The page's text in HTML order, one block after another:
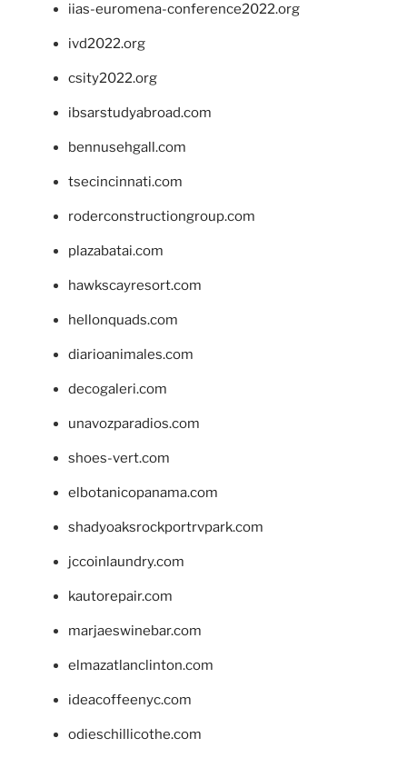
iias-euromena-conference2022.org
ivd2022.org
csity2022.org
ibsarstudyabroad.com
bennusehgall.com
tsecincinnati.com
roderconstructiongroup.com
plazabatai.com
hawkscayresort.com
hellonquads.com
diarioanimales.com
decogaleri.com
unavozparadios.com
shoes-vert.com
elbotanicopanama.com
shadyoaksrockportrvpark.com
jccoinlaundry.com
kautorepair.com
marjaeswinebar.com
elmazatlanclinton.com
ideacoffeenyc.com
odieschillicothe.com